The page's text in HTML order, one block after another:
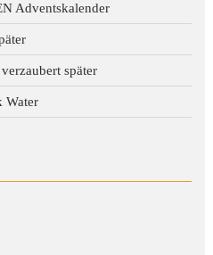
Adventskalender
später
Water